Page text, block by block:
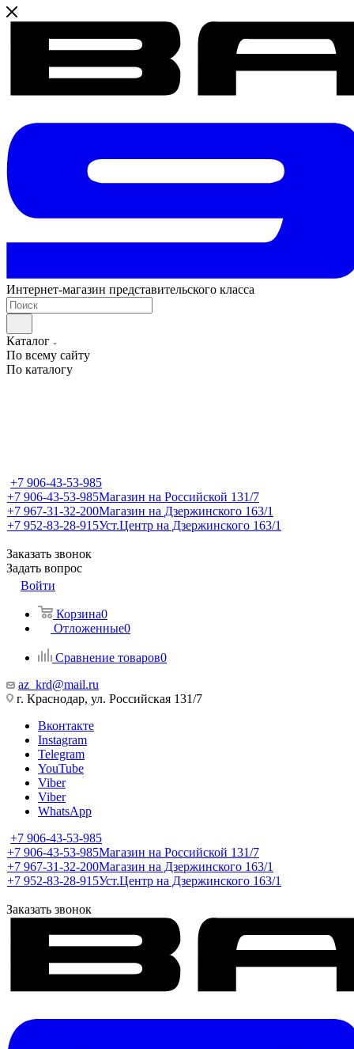
Интернет-магазин представительского класса
Каталог
По всему сайту
По каталогу
+7 906-43-53-985
+7 906-43-53-985Магазин на Российской 131/7
+7 967-31-32-200Магазин на Дзержинского 163/1
+7 952-83-28-915Уст.Центр на Дзержинского 163/1
Заказать звонок
Задать вопрос
Войти
Корзина0
Отложенные0
Сравнение товаров0
az_krd@mail.ru
г. Краснодар, ул. Российская 131/7
Вконтакте
Instagram
Telegram
YouTube
Viber
Viber
WhatsApp
+7 906-43-53-985
+7 906-43-53-985Магазин на Российской 131/7
+7 967-31-32-200Магазин на Дзержинского 163/1
+7 952-83-28-915Уст.Центр на Дзержинского 163/1
Заказать звонок